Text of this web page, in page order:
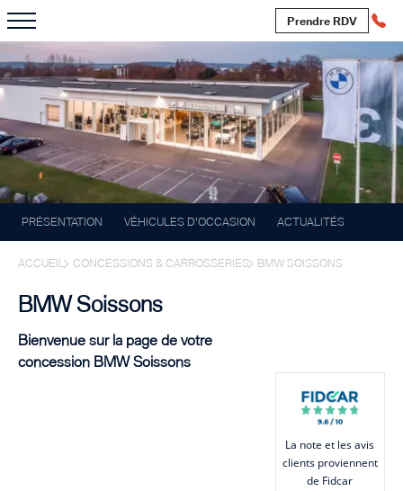
Prendre RDV
PRÉSENTATION VÉHICULES D'OCCASION ACTUALITÉS
ACCUEIL CONCESSIONS & CARROSSERIES BMW SOISSONS
BMW Soissons
Bienvenue sur la page de votre
concession BMW Soissons
La note et les avis
clients proviennent
de Fidcar